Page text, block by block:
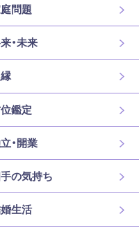
問題
・未来
鑑定
・開業
の気持ち
生活